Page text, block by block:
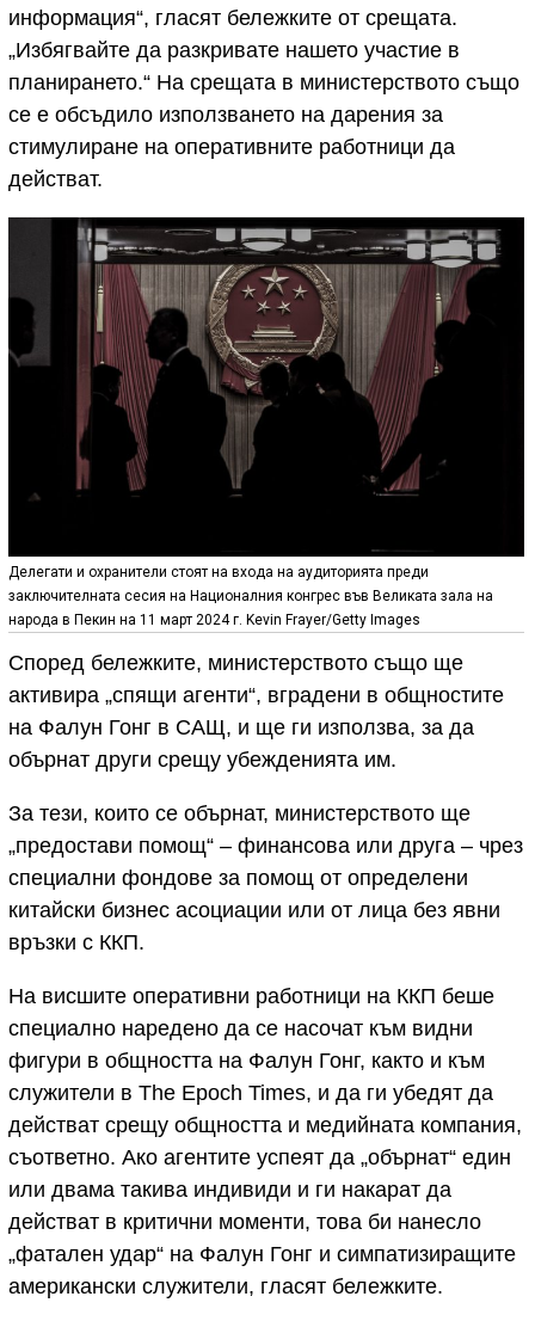
информация“, гласят бележките от срещата.
„Избягвайте да разкривате нашето участие в
планирането.“ На срещата в министерството също
се е обсъдило използването на дарения за
стимулиране на оперативните работници да
действат.
Делегати и охранители стоят на входа на аудиторията преди
заключителната сесия на Националния конгрес във Великата зала на
народа в Пекин на 11 март 2024 г. Kevin Frayer/Getty Images
Според бележките, министерството също ще
активира „спящи агенти“, вградени в общностите
на Фалун Гонг в САЩ, и ще ги използва, за да
обърнат други срещу убежденията им.
За тези, които се обърнат, министерството ще
„предостави помощ“ – финансова или друга – чрез
специални фондове за помощ от определени
китайски бизнес асоциации или от лица без явни
връзки с ККП.
На висшите оперативни работници на ККП беше
специално наредено да се насочат към видни
фигури в общността на Фалун Гонг, както и към
служители в The Epoch Times, и да ги убедят да
действат срещу общността и медийната компания,
съответно. Ако агентите успеят да „обърнат“ един
или двама такива индивиди и ги накарат да
действат в критични моменти, това би нанесло
„фатален удар“ на Фалун Гонг и симпатизиращите
американски служители, гласят бележките.